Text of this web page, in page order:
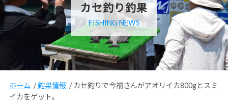
カセ釣り釣果
FISHING NEWS
ホーム /釣果情報 /カセ釣りで今福さんがアオリイカ800gとスミ
イカをゲット。